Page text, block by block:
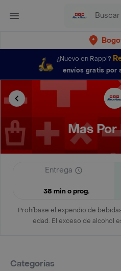
¿Nuevo en Rappi?
envíos gratis por
Mas
Entrega
38 min o prog.
Prohíbase el expendio de
edad. El exceso de alcohol
Categorías